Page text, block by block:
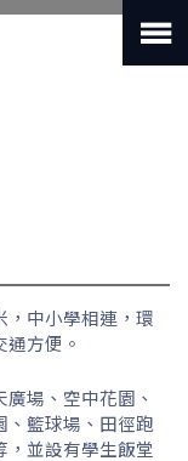
，中小學相連，環
方便。
場、空中花園、
、籃球場、田徑跑
，並設有學生飯堂